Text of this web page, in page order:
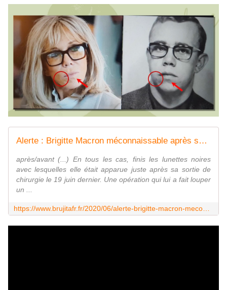
Alerte : Brigitte Macron méconnaissable après son opération : ce détail qui n'est pas passé inaperçu ! - MOINS de BIENS PLUS de LIENS
après/avant (...) En tous les cas, finis les lunettes noires
avec lesquelles elle était apparue juste après sa sortie de
chirurgie le 19 juin dernier. Une opération qui lui a fait louper
un ...